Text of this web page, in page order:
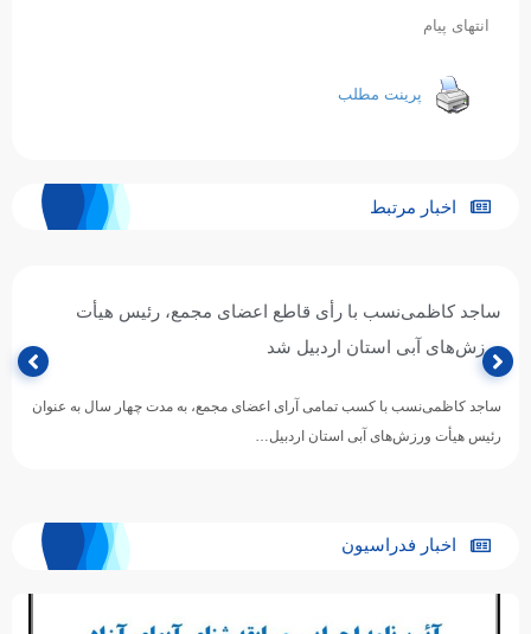
انتهای پیام
پرینت مطلب
اخبار مرتبط
رئیس هیئت ورزشهای آبی لرستان: با استفاده از همه ظرفیتها
باید ورزش قهرمانی و همگانی شنا در اولویت تلاش ها قرار گیرد
رئیس هیئت ورزشهای آبی لرستان گفت:با استفاده از همه ظرفیتها، رویکرد
قهرمانی و همگانی ورزش مفرح و پر طرفدار شنا…
اخبار فدراسیون